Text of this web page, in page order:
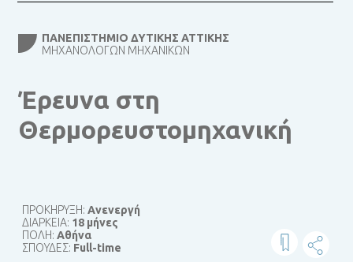
ΠΑΝΕΠΙΣΤΉΜΙΟ ΔΥΤΙΚΉΣ ΑΤΤΙΚΉΣ
ΜΗΧΑΝΟΛΌΓΩΝ ΜΗΧΑΝΙΚΏΝ
Έρευνα στη
Θερμορευστομηχανική
ΠΡΟΚΗΡΥΞΗ:Ανενεργή
ΔΙΑΡΚΕΙΑ: 18 μήνες
ΠΟΛΗ:Αθήνα
ΣΠΟΥΔΕΣ: Full-time